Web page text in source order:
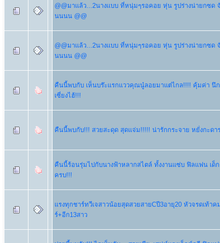
@@มาเเล้ว...2นางเเบบ ที่หนุ่มๆรอคอย หุ่น รูปร่างน่ายกซด
นนนน @@
@@มาเเล้ว...2นางเเบบ ที่หนุ่มๆรอคอย หุ่น รูปร่างน่ายกซด
นนนน @@
คืนนี้พบกับ เห็นบร๊ะแรกแววคุณนู๋ลอยมาแต่ไกล!!!! คุ้มค่า นึ
เซี่ยงไฮ้!!!
คืนนี้พบกับ!!! สวยสะดุด สุดแจ่ม!!!!! น่ารักกระจาย หยั่งกะดา
คืนนี้ร้อนรุ่มไปกับนางฟ้าหลากสไตล์ ทั้งงานแซ่บ ฟิลแฟน เด็
ครบ!!!
แรงทุกชาร์ทวีเจสาวน้อยสุดสวยสายCปี3อายุ20 หัวจรดเท้าคม
ร์+อีก13สาว